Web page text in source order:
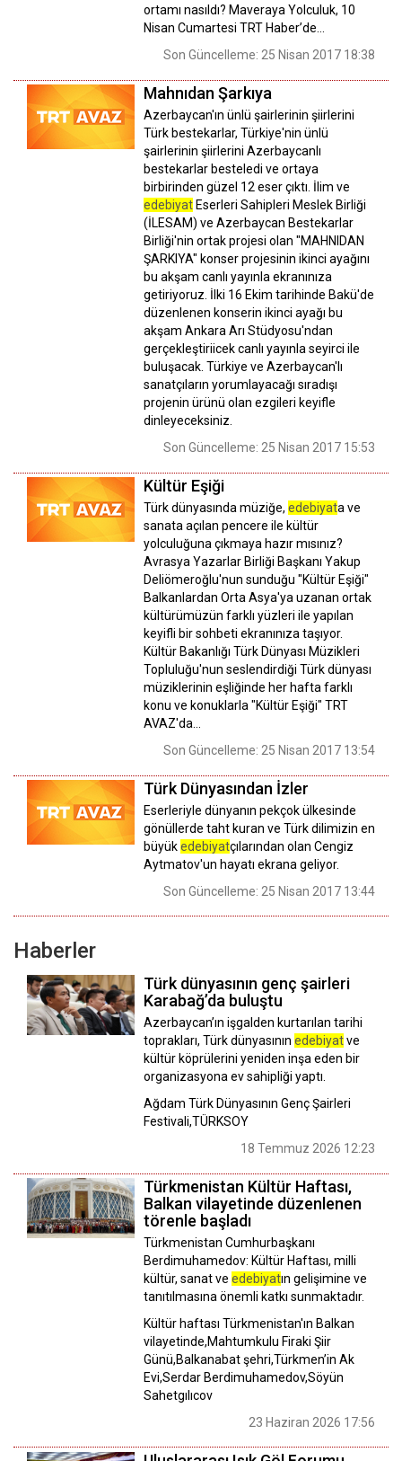
ortamı nasıldı? Maveraya Yolculuk, 10
Nisan Cumartesi TRT Haber’de…
Son Güncelleme: 25 Nisan 2017 18:38
Mahnıdan Şarkıya
Azerbaycan'ın ünlü şairlerinin şiirlerini
Türk bestekarlar, Türkiye'nin ünlü
şairlerinin şiirlerini Azerbaycanlı
bestekarlar besteledi ve ortaya
birbirinden güzel 12 eser çıktı. İlim ve
edebiyat Eserleri Sahipleri Meslek Birliği
(İLESAM) ve Azerbaycan Bestekarlar
Birliği'nin ortak projesi olan "MAHNIDAN
ŞARKIYA" konser projesinin ikinci ayağını
bu akşam canlı yayınla ekranınıza
getiriyoruz. İlki 16 Ekim tarihinde Bakü'de
düzenlenen konserin ikinci ayağı bu
akşam Ankara Arı Stüdyosu'ndan
gerçekleştiriicek canlı yayınla seyirci ile
buluşacak. Türkiye ve Azerbaycan'lı
sanatçıların yorumlayacağı sıradışı
projenin ürünü olan ezgileri keyifle
dinleyeceksiniz.
Son Güncelleme: 25 Nisan 2017 15:53
Kültür Eşiği
Türk dünyasında müziğe, edebiyata ve
sanata açılan pencere ile kültür
yolculuğuna çıkmaya hazır mısınız?
Avrasya Yazarlar Birliği Başkanı Yakup
Deliömeroğlu'nun sunduğu "Kültür Eşiği"
Balkanlardan Orta Asya'ya uzanan ortak
kültürümüzün farklı yüzleri ile yapılan
keyifli bir sohbeti ekranınıza taşıyor.
Kültür Bakanlığı Türk Dünyası Müzikleri
Topluluğu'nun seslendirdiği Türk dünyası
müziklerinin eşliğinde her hafta farklı
konu ve konuklarla "Kültür Eşiği" TRT
AVAZ'da...
Son Güncelleme: 25 Nisan 2017 13:54
Türk Dünyasından İzler
Eserleriyle dünyanın pekçok ülkesinde
gönüllerde taht kuran ve Türk dilimizin en
büyükedebiyatçılarından olan Cengiz
Aytmatov'un hayatı ekrana geliyor.
Son Güncelleme: 25 Nisan 2017 13:44
Haberler
Türk dünyasının genç şairleri
Karabağ’da buluştu
​​​​​​​Azerbaycan’ın işgalden kurtarılan tarihi
toprakları, Türk dünyasının edebiyatve
kültür köprülerini yeniden inşa eden bir
organizasyona ev sahipliği yaptı.
Ağdam Türk Dünyasının Genç Şairleri
Festivali,TÜRKSOY
18 Temmuz 2026 12:23
Türkmenistan Kültür Haftası,
Balkan vilayetinde düzenlenen
törenle başladı
Türkmenistan Cumhurbaşkanı
Berdimuhamedov: Kültür Haftası, milli
kültür, sanat ve edebiyatın gelişimine ve
tanıtılmasına önemli katkı sunmaktadır.
Kültür haftası Türkmenistan'ın Balkan
vilayetinde,Mahtumkulu Firaki Şiir
Günü,Balkanabat şehri,Türkmen’in Ak
Evi,Serdar Berdimuhamedov,Söyün
Sahetgılıcov
23 Haziran 2026 17:56